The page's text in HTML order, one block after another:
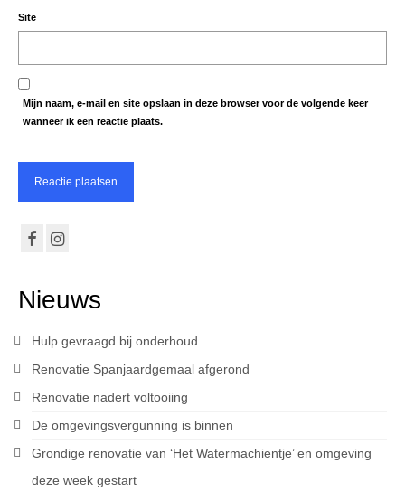
Site
Mijn naam, e-mail en site opslaan in deze browser voor de volgende keer
wanneer ik een reactie plaats.
Nieuws
Hulp gevraagd bij onderhoud
Renovatie Spanjaardgemaal afgerond
Renovatie nadert voltooiing
De omgevingsvergunning is binnen
Grondige renovatie van ‘Het Watermachientje’ en omgeving
deze week gestart